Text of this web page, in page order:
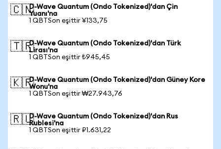
🇨🇳D-Wave Quantum (Ondo Tokenized)'dan Çin
Yuanı'na
1 QBTSon eşittir ¥133,75
🇹🇷D-Wave Quantum (Ondo Tokenized)'dan Türk
Lirası'na
1 QBTSon eşittir ₺945,45
🇰🇷D-Wave Quantum (Ondo Tokenized)'dan Güney Kore
Wonu'na
1 QBTSon eşittir ₩27.943,76
🇷🇺D-Wave Quantum (Ondo Tokenized)'dan Rus
Rublesi'na
1 QBTSon eşittir ₽1.631,22